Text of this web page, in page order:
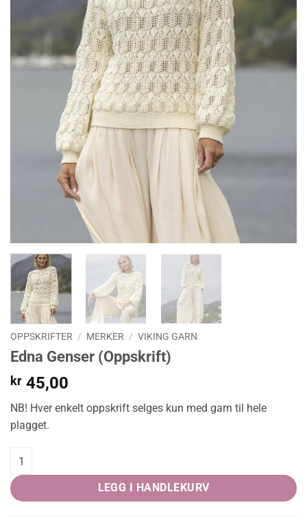
OPPSKRIFTER / MERKER / VIKING GARN
Edna Genser (Oppskrift)
kr 45,00
NB! Hver enkelt oppskrift selges kun med garn til hele
plagget.
Edna Genser (Oppskrift) quantity
LEGG I HANDLEKURV